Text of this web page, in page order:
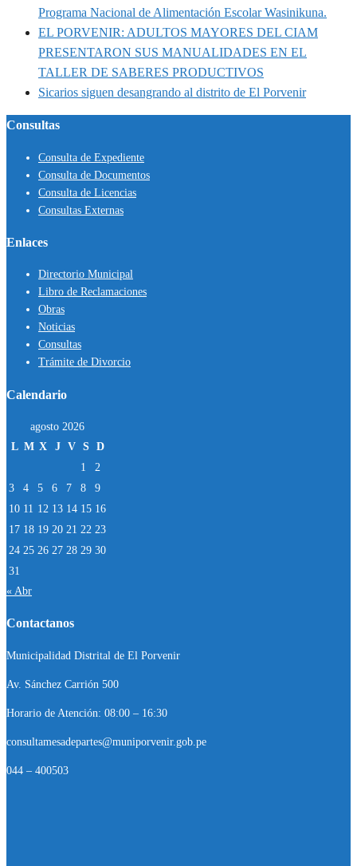
Programa Nacional de Alimentación Escolar Wasinikuna.
EL PORVENIR: ADULTOS MAYORES DEL CIAM
PRESENTARON SUS MANUALIDADES EN EL
TALLER DE SABERES PRODUCTIVOS
Sicarios siguen desangrando al distrito de El Porvenir
Consultas
Consulta de Expediente
Consulta de Documentos
Consulta de Licencias
Consultas Externas
Enlaces
Directorio Municipal
Libro de Reclamaciones
Obras
Noticias
Consultas
Trámite de Divorcio
Calendario
agosto 2026
L M X J V S D
1
2
3
4 5 6 7 8
9
10 11 12 13 14 15 16
17 18 19 20 21 22 23
24 25 26 27 28 29 30
31
« Abr
Contactanos
Municipalidad Distrital de El Porvenir
Av. Sánchez Carrión 500
Horario de Atención: 08:00 – 16:30
consultamesadepartes@muniporvenir.gob.pe
044 – 400503